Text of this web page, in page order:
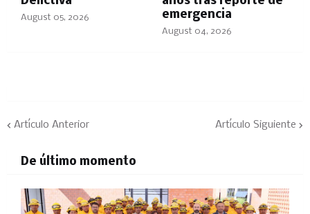
August 05, 2026
emergencia
August 04, 2026
Artículo Anterior Artículo Siguiente
De último momento